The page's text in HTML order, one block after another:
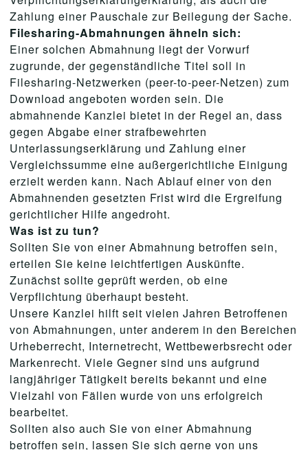
Zahlung einer Pauschale zur Beilegung der Sache.
Filesharing-Abmahnungen ähneln sich:
Einer solchen Abmahnung liegt der Vorwurf
zugrunde, der gegenständliche Titel soll in
Filesharing-Netzwerken (peer-to-peer-Netzen) zum
Download angeboten worden sein. Die
abmahnende Kanzlei bietet in der Regel an, dass
gegen Abgabe einer strafbewehrten
Unterlassungserklärung und Zahlung einer
Vergleichssumme eine außergerichtliche Einigung
erzielt werden kann. Nach Ablauf einer von den
Abmahnenden gesetzten Frist wird die Ergreifung
gerichtlicher Hilfe angedroht.
Was ist zu tun?
Sollten Sie von einer Abmahnung betroffen sein,
erteilen Sie keine leichtfertigen Auskünfte.
Zunächst sollte geprüft werden, ob eine
Verpflichtung überhaupt besteht.
Unsere Kanzlei hilft seit vielen Jahren Betroffenen
von Abmahnungen, unter anderem in den Bereichen
Urheberrecht, Internetrecht, Wettbewerbsrecht oder
Markenrecht. Viele Gegner sind uns aufgrund
langjähriger Tätigkeit bereits bekannt und eine
Vielzahl von Fällen wurde von uns erfolgreich
bearbeitet.
Sollten also auch Sie von einer Abmahnung
betroffen sein, lassen Sie sich gerne von uns